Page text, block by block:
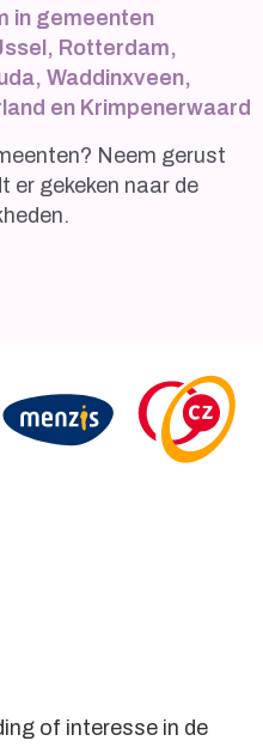
in gemeenten
Rotterdam,
Waddinxveen,
en Krimpenerwaard
Neem gerust
er gekeken naar de
of interesse in de